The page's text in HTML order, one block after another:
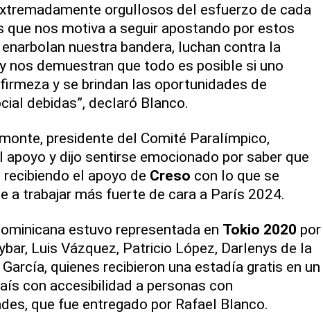
orgullosos del esfuerzo de cada
que nos motiva a seguir apostando por estos
nuestra bandera, luchan contra la
nos demuestran que todo es posible si uno
y se brindan las oportunidades de
debidas”, declaró Blanco.
presidente del Comité Paralímpico,
apoyo y dijo sentirse emocionado por saber que
el apoyo de Creso con lo que se
a trabajar más fuerte de cara a París 2024.
estuvo representada en Tokio 2020 por
Luis Vázquez, Patricio López, Darlenys de la
García, quienes recibieron una estadía gratis en un
con accesibilidad a personas con
que fue entregado por Rafael Blanco.